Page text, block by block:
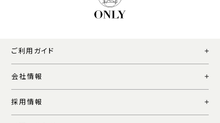
ご利用ガイド
会社情報
採用情報